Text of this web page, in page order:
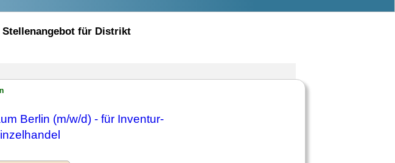
Stellenangebot für Distrikt
Berlin (m/w/d) - für Inventur-